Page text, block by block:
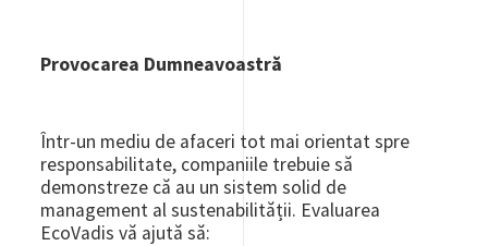
Provocarea Dumneavoastră
Într-un mediu de afaceri tot mai orientat spre
responsabilitate, companiile trebuie să
demonstreze că au un sistem solid de
management al sustenabilității. Evaluarea
EcoVadis vă ajută să: